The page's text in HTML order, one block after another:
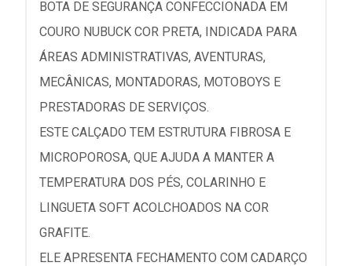
BOTA DE SEGURANÇA CONFECCIONADA EM
COURO NUBUCK COR PRETA, INDICADA PARA
ÁREAS ADMINISTRATIVAS, AVENTURAS,
MECÂNICAS, MONTADORAS, MOTOBOYS E
PRESTADORAS DE SERVIÇOS.
ESTE CALÇADO TEM ESTRUTURA FIBROSA E
MICROPOROSA, QUE AJUDA A MANTER A
TEMPERATURA DOS PÉS, COLARINHO E
LINGUETA SOFT ACOLCHOADOS NA COR
GRAFITE.
ELE APRESENTA FECHAMENTO COM CADARÇO